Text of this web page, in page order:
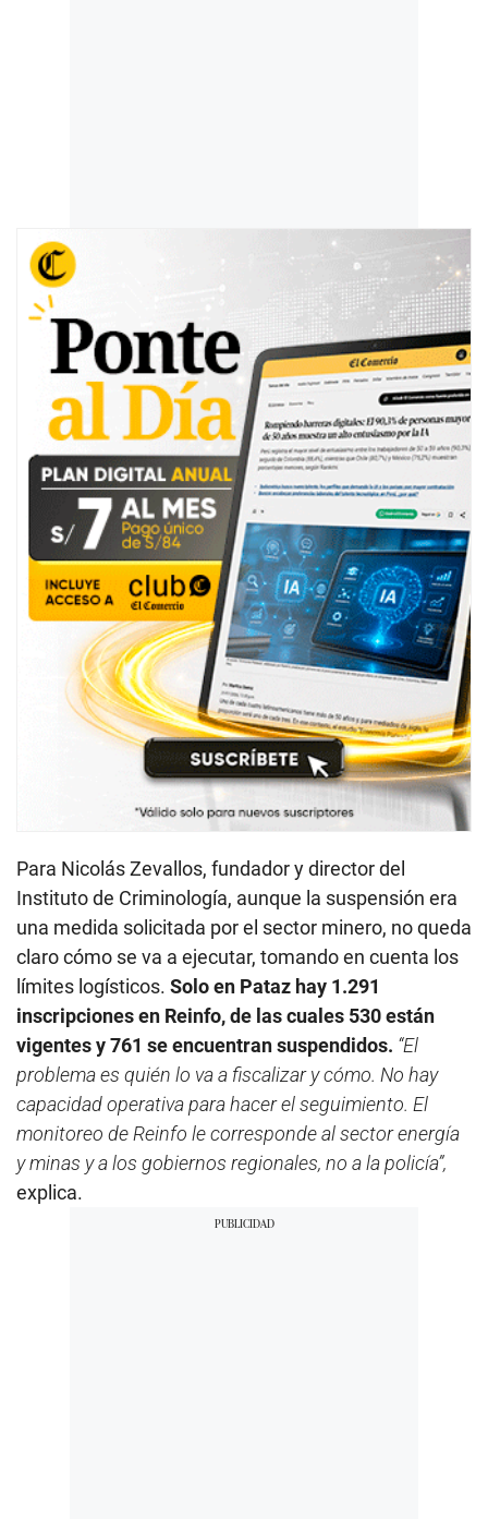
Para Nicolás Zevallos, fundador y director del
Instituto de Criminología, aunque la suspensión era
una medida solicitada por el sector minero, no queda
claro cómo se va a ejecutar, tomando en cuenta los
límites logísticos. Solo en Pataz hay 1.291
inscripciones en Reinfo, de las cuales 530 están
vigentes y 761 se encuentran suspendidos. “El
problema es quién lo va a fiscalizar y cómo. No hay
capacidad operativa para hacer el seguimiento. El
monitoreo de Reinfo le corresponde al sector energía
y minas y a los gobiernos regionales, no a la policía”,
explica.